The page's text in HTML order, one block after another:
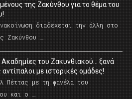
της Ζακύνθου για το θέμα του
διαδέχεται την άλλη στο
Ζακύνθου …
του Ζακυνθιακού… ξανά
με ιστορικές ομάδες!
Πέττας με τη φανέλα του
και ο …